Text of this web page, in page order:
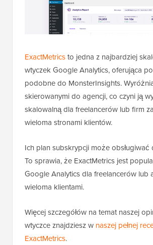
ExactMetricsto jedna z najbardziej
wtyczek Google Analytics, oferująca
podobne do MonsterInsights.
skierowanymi do agencji, co czyni ją
skalowalną dla freelancerów lub firm
wieloma stronami klientów.
Ich plan subskrypcji może obsługiwać
To sprawia, że ExactMetrics jest
Google Analytics dla freelancerów lub
wieloma klientami.
Więcej szczegółów na temat naszej
wtyczce znajdziesz w naszej pełnej
ExactMetrics.